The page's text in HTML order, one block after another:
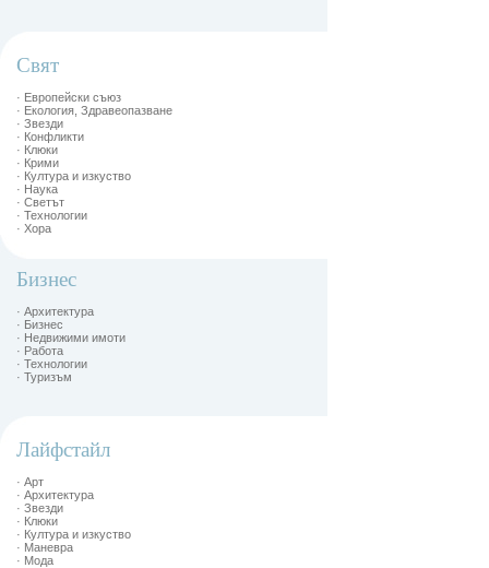
Свят
· Европейски съюз
· Екология, Здравеопазване
· Звезди
· Конфликти
· Клюки
· Крими
· Култура и изкуство
· Наука
· Светът
· Технологии
· Хора
Бизнес
· Архитектура
· Бизнес
· Недвижими имоти
· Работа
· Технологии
· Туризъм
Лайфстайл
· Арт
· Архитектура
· Звезди
· Клюки
· Култура и изкуство
· Маневра
· Мода